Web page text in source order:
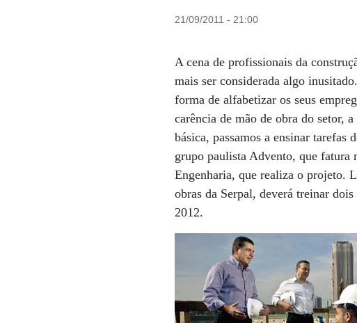
21/09/2011 - 21:00
A cena de profissionais da
mais ser considerada algo
forma de alfabetizar os seus
carência de mão de obra do setor,
básica, passamos a ensinar
grupo paulista Advento, que fatura
Engenharia, que realiza o projeto.
obras da Serpal, deverá treinar
2012.